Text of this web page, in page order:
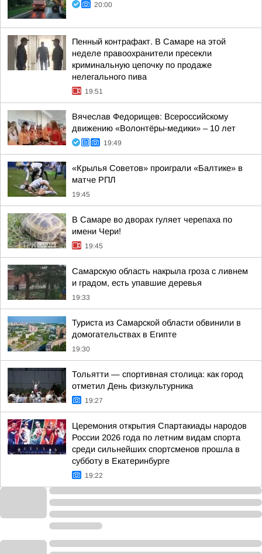
20:00
Пенный контрафакт. В Самаре на этой
неделе правоохранители пресекли
криминальную цепочку по продаже
нелегального пива
19:51
Вячеслав Федорищев: Всероссийскому
движению «Волонтёры-медики» – 10 лет
19:49
«Крылья Советов» проиграли «Балтике» в
матче РПЛ
19:45
В Самаре во дворах гуляет черепаха по
имени Чери!
19:45
Самарскую область накрыла гроза с ливнем
и градом, есть упавшие деревья
19:33
Туриста из Самарской области обвинили в
домогательствах в Египте
19:30
Тольятти — спортивная столица: как город
отметил День физкультурника
19:27
Церемония открытия Спартакиады народов
России 2026 года по летним видам спорта
среди сильнейших спортсменов прошла в
субботу в Екатеринбурге
19:22